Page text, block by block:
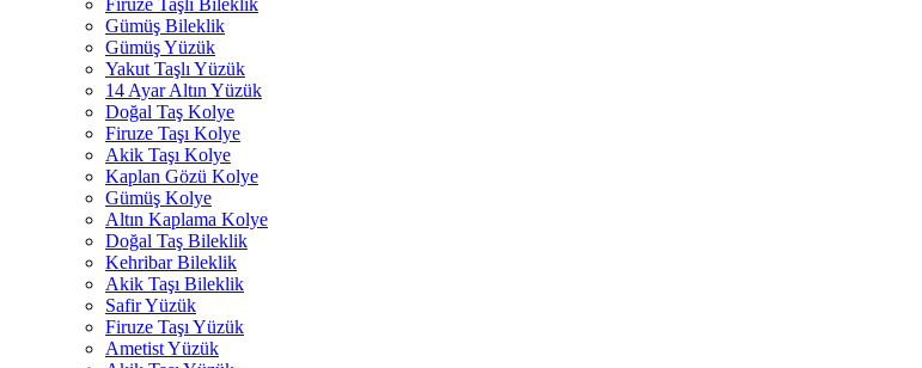
Firuze Taşlı Bileklik
Gümüş Bileklik
Gümüş Yüzük
Yakut Taşlı Yüzük
14 Ayar Altın Yüzük
Doğal Taş Kolye
Firuze Taşı Kolye
Akik Taşı Kolye
Kaplan Gözü Kolye
Gümüş Kolye
Altın Kaplama Kolye
Doğal Taş Bileklik
Kehribar Bileklik
Akik Taşı Bileklik
Safir Yüzük
Firuze Taşı Yüzük
Ametist Yüzük